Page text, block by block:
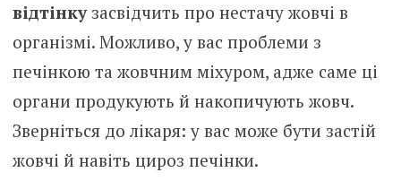
відтінкузасвідчить про нестачу жовчі в
організмі. Можливо, у вас проблеми з
печінкою та жовчним міхуром, адже саме ці
органи продукують й накопичують жовч.
Зверніться до лікаря: у вас може бути застій
жовчі й навіть цироз печінки.